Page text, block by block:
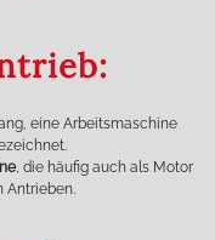
eine Arbeitsmaschine
, die häufig auch als Motor
Antrieben.